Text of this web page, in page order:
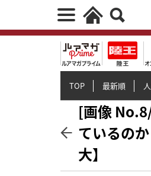
TOP 最新順
[画像
ているの
大】